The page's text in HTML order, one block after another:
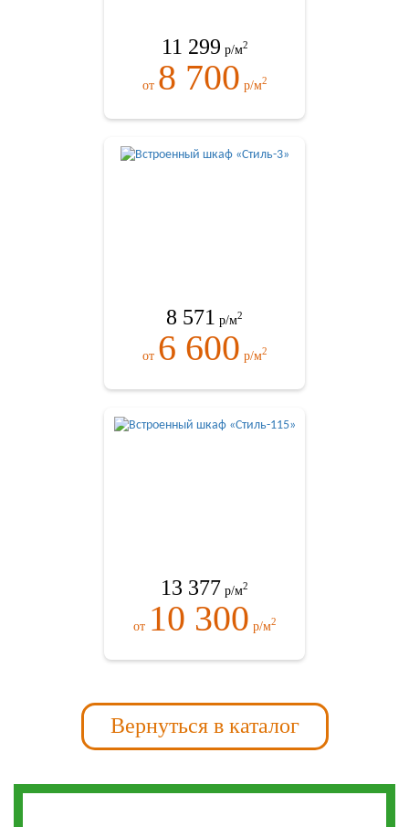
11 299 р/м2
от 8 700 р/м2
8 571 р/м2
от 6 600 р/м2
13 377 р/м2
от 10 300 р/м2
Вернуться в каталог